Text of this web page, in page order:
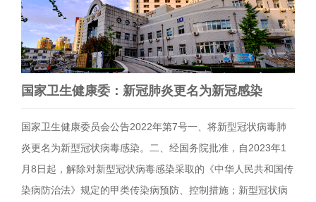
国家卫生健康委：新冠肺炎更名为新冠感染
国家卫生健康委员会公告2022年第7号一、将新型冠状病毒肺
炎更名为新型冠状病毒感染。二、经国务院批准，自2023年1
月8日起，解除对新型冠状病毒感染采取的《中华人民共和国传
染病防治法》规定的甲类传染病预防、控制措施；新型冠状病